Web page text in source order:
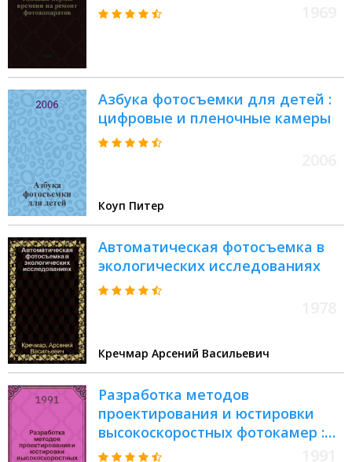
Азбука фотосъемки для детей :
цифровые и пленочные камеры
Коуп Питер
Автоматическая фотосъемка в
экологических исследованиях
Кречмар Арсений Васильевич
Разработка методов
проектирования и юстировки
высокоскоростных фотокамер :
Атвореф. дис. на соиск. учен.